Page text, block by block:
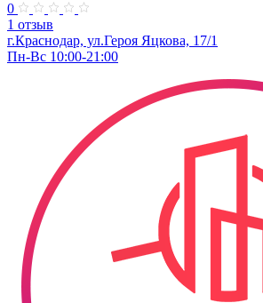
0
1 отзыв
г.Краснодар, ул.Героя Яцкова, 17/1
Пн-Вс 10:00-21:00